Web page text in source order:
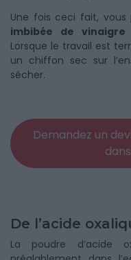
Une fois ceci fait, vous
imbibée de
Lorsque le travail est
un chiffon sec sur
sécher.
Demandez un
De l’acide
La poudre d’acide